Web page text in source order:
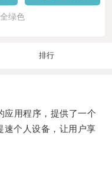
绿色
排行
用程序，提供了一个
速个人设备，让用户享